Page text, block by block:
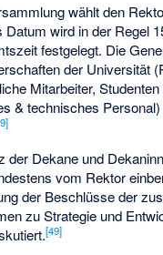
wählt den
Datum wird in der Regel
festgelegt. Die
der Universität
Mitarbeiter,
& technisches
]
der Dekane und
vom Rektor
der Beschlüsse der
zu Strategie und
[49]